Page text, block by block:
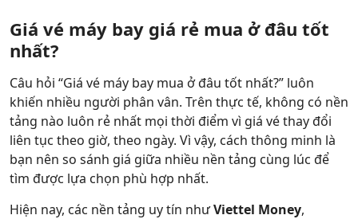
Giá vé máy bay giá rẻ mua ở đâu tốt
nhất?
Câu hỏi “Giá vé máy bay mua ở đâu tốt nhất?” luôn
khiến nhiều người phân vân. Trên thực tế, không có nền
tảng nào luôn rẻ nhất mọi thời điểm vì giá vé thay đổi
liên tục theo giờ, theo ngày. Vì vậy, cách thông minh là
bạn nên so sánh giá giữa nhiều nền tảng cùng lúc để
tìm được lựa chọn phù hợp nhất.
Hiện nay, các nền tảng uy tín nhưViettel Money,